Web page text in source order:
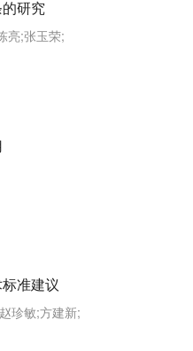
研究
亮;张玉荣;
准建议
珍敏;方建新;